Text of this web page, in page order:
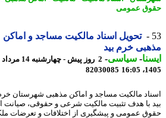
عمومی
تحویل اسناد مالکیت مساجد و اماکن
خرم بید
-سیاسی-
2 روز پیش - چهارشنبه 14 مرداد
82030085
مالکیت مساجد و اماکن مذهبی شهرستان خرم
با هدف تثبیت مالکیت شرعی و حقوقی، صیانت از
عمومی و پیشگیری از اختلافات و تعرضات